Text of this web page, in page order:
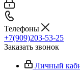
Телефоны
+7(909)203-53-25
Заказать звонок
Личный